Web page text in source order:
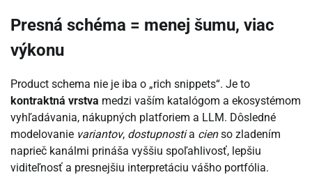
Presná schéma = menej šumu, viac
výkonu
Product schema nie je iba o „rich snippets“. Je to
kontraktná vrstva medzi vaším katalógom a ekosystémom
vyhľadávania, nákupných platforiem a LLM. Dôsledné
modelovanie variantov, dostupnostia cienso zladením
naprieč kanálmi prináša vyššiu spoľahlivosť, lepšiu
viditeľnosť a presnejšiu interpretáciu vášho portfólia.